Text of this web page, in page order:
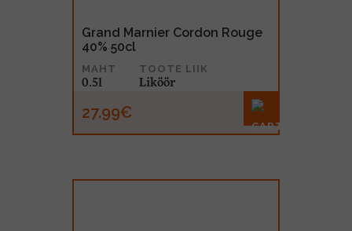
Grand Marnier Cordon Rouge
40% 50cl
MAHT
0.5l
TOOTE LIIK
Liköör
27.99€